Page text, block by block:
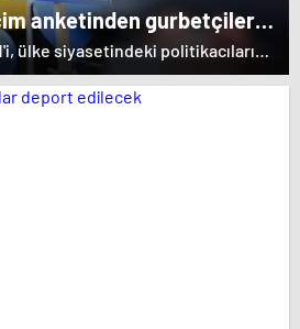
anketinden gurbetçilere
ülke siyasetindeki politikacıların
haberdar olmadığını